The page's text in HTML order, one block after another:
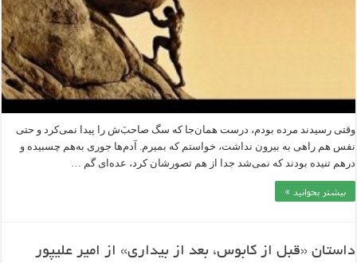
وقتی رسیدند مرده بودم، درست همان‌جا که سگ صاحب‌َش را پیدا نمی‌کرد و حتی
نفس هم راهی به بیرون نداشت، خواستم که بمیرم. آدم‌ها جوری به‌هم چسبیده و
درهم تنیده بودند که نمی‌شد جدا از هم تصورشان کرد، عده‌ای گم …
بیشتر بخوانید »
داستان «قبل از کابوس، بعد از بیداری» از امیر علیپور